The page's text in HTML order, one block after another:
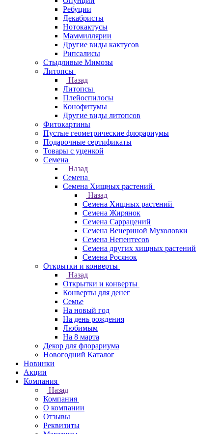
Ребуции
Декабристы
Нотокактусы
Маммиллярии
Другие виды кактусов
Рипсалисы
Стыдливые Мимозы
Литопсы
Назад
Литопсы
Плейоспилосы
Конофитумы
Другие виды литопсов
Фитокартины
Пустые геометрические флорариумы
Подарочные сертификаты
Товары с уценкой
Семена
Назад
Семена
Семена Хищных растений
Назад
Семена Хищных растений
Семена Жирянок
Семена Саррацений
Семена Венериной Мухоловки
Семена Непентесов
Семена других хищных растений
Семена Росянок
Открытки и конверты
Назад
Открытки и конверты
Конверты для денег
Семье
На новый год
На день рождения
Любимым
На 8 марта
Декор для флорариума
Новогодний Каталог
Новинки
Акции
Компания
Назад
Компания
О компании
Отзывы
Реквизиты